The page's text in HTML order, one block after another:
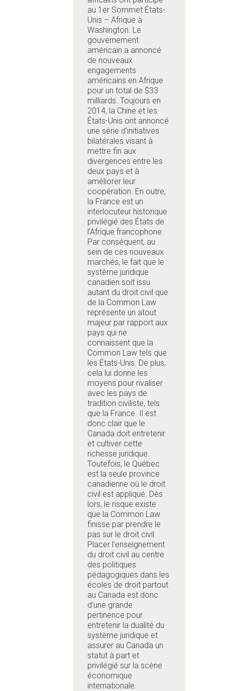
au 1er Sommet États-
Unis – Afrique à
Washington. Le
gouvernement
américain a annoncé
de nouveaux
engagements
américains en Afrique
pour un total de $33
milliards. Toujours en
2014, la Chine et les
États-Unis ont annoncé
une série d’initiatives
bilatérales visant à
mettre fin aux
divergences entre les
deux pays et à
améliorer leur
coopération. En outre,
la France est un
interlocuteur historique
privilégié des États de
l’Afrique francophone.
Par conséquent, au
sein de ces nouveaux
marchés, le fait que le
système juridique
canadien soit issu
autant du droit civil que
de la Common Law
représente un atout
majeur par rapport aux
pays qui ne
connaissent que la
Common Law tels que
les États-Unis. De plus,
cela lui donne les
moyens pour rivaliser
avec les pays de
tradition civiliste, tels
que la France. Il est
donc clair que le
Canada doit entretenir
et cultiver cette
richesse juridique.
Toutefois, le Québec
est la seule province
canadienne où le droit
civil est appliqué. Dès
lors, le risque existe
que la Common Law
finisse par prendre le
pas sur le droit civil.
Placer l’enseignement
du droit civil au centre
des politiques
pédagogiques dans les
écoles de droit partout
au Canada est donc
d’une grande
pertinence pour
entretenir la dualité du
système juridique et
assurer au Canada un
statut à part et
privilégié sur la scène
économique
internationale.